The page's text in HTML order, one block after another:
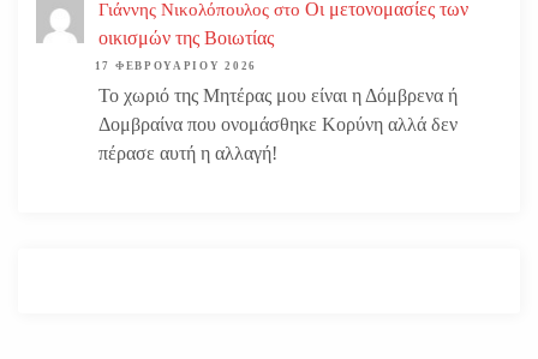
Γιάννης Νικολόπουλος στο Οι μετονομασίες των
οικισμών της Βοιωτίας
17 ΦΕΒΡΟΥΑΡΊΟΥ 2026
Το χωριό της Μητέρας μου είναι η Δόμβρενα ή
Δομβραίνα που ονομάσθηκε Κορύνη αλλά δεν
πέρασε αυτή η αλλαγή!